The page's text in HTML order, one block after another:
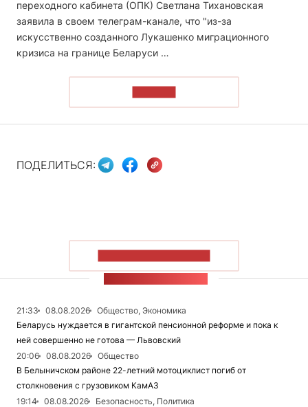
переходного кабинета (ОПК) Светлана Тихановская
заявила в своем телеграм-канале, что "из-за
искусственно созданного Лукашенко миграционного
кризиса на границе Беларуси …
ПОДЕЛИТЬСЯ:
21:33 08.08.2026
Общество, Экономика
Беларусь нуждается в гигантской пенсионной реформе и пока к
ней совершенно не готова — Львовский
20:06
08.08.2026
Общество
В Белыничском районе 22-летний мотоциклист погиб от
столкновения с грузовиком КамАЗ
19:14
08.08.2026
Безопасность, Политика